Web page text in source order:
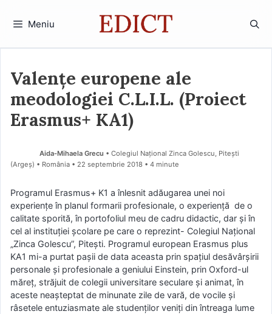
Meniu
Valențe europene ale
meodologiei C.L.I.L. (Proiect
Erasmus+ KA1)
Aida-Mihaela Grecu • Colegiul Național Zinca Golescu, Pitești
(Argeş) • România
22 septembrie 2018 • 4 minute
Programul Erasmus+ K1 a înlesnit adăugarea unei noi
experiențe în planul formarii profesionale, o experiență de o
calitate sporită, în portofoliul meu de cadru didactic, dar și în
cel al instituției școlare pe care o reprezint- Colegiul Național
„Zinca Golescu”, Pitești. Programul european Erasmus plus
KA1 mi-a purtat pașii de data aceasta prin spațiul desăvârșirii
personale și profesionale a geniului Einstein, prin Oxford-ul
măreț, străjuit de colegii universitare seculare și animat, în
aceste neașteptat de minunate zile de vară, de vocile și
râsetele entuziasmate ale studenților veniți din întreaga lume